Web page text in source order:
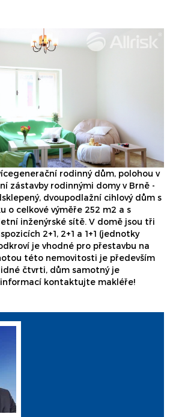
rodinný dům, polohou v
zástavby rodinnými domy v Brně -
dvoupodlažní cihlový dům s
o celkové výměře 252 m2 a s
inženýrské sítě. V domě jsou tři
2+1, 2+1 a 1+1 (jednotky
je vhodné pro přestavbu na
této nemovitosti je především
čtvrti, dům samotný je
informací kontaktujte makléře!